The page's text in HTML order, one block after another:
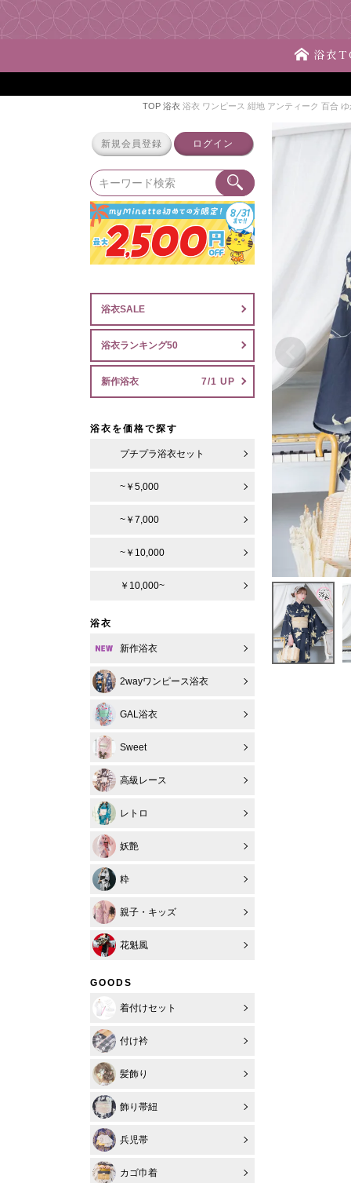
浴衣
TOP 浴衣 浴衣 ワンピース 紺地 アンティーク 百合
新規会員登録 ログイン
浴衣SALE
浴衣ランキング50
新作浴衣
浴衣を価格で探す
プチプラ浴衣セット
~￥5,000
~￥7,000
~￥10,000
￥10,000~
浴衣
新作浴衣
2wayワンピース浴衣
GAL浴衣
Sweet
高級レース
レトロ
妖艶
粋
親子・キッズ
花魁風
GOODS
着付けセット
付け衿
髪飾り
飾り帯紐
兵児帯
カゴ巾着